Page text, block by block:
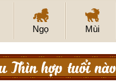
Ngọ Mùi
Thìn hợp tuổi